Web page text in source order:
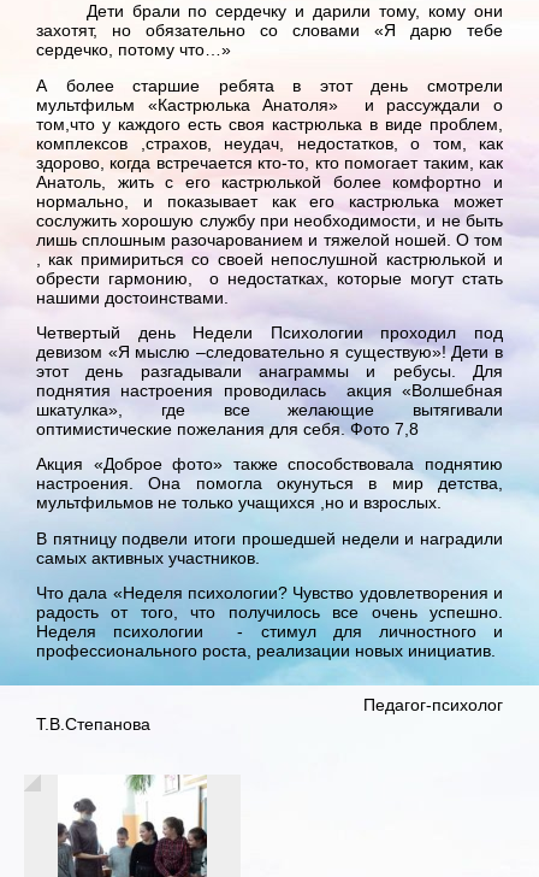
Дети брали по сердечку и дарили тому, кому они
захотят, но обязательно со словами «Я дарю тебе
сердечко, потому что…»
А более старшие ребята в этот день смотрели
мультфильм «Кастрюлька Анатоля» и рассуждали о
том,что у каждого есть своя кастрюлька в виде проблем,
комплексов ,страхов, неудач, недостатков, о том, как
здорово, когда встречается кто-то, кто помогает таким, как
Анатоль, жить с его кастрюлькой более комфортно и
нормально, и показывает как его кастрюлька может
сослужить хорошую службу при необходимости, и не быть
лишь сплошным разочарованием и тяжелой ношей. О том
, как примириться со своей непослушной кастрюлькой и
обрести гармонию, о недостатках, которые могут стать
нашими достоинствами.
Четвертый день Недели Психологии проходил под
девизом «Я мыслю –следовательно я существую»! Дети в
этот день разгадывали анаграммы и ребусы. Для
поднятия настроения проводилась акция «Волшебная
шкатулка», где все желающие вытягивали
оптимистические пожелания для себя. Фото 7,8
Акция «Доброе фото» также способствовала поднятию
настроения. Она помогла окунуться в мир детства,
мультфильмов не только учащихся ,но и взрослых.
В пятницу подвели итоги прошедшей недели и наградили
самых активных участников.
Что дала «Неделя психологии? Чувство удовлетворения и
радость от того, что получилось все очень успешно.
Неделя психологии - стимул для личностного и
профессионального роста, реализации новых инициатив.
Педагог-психолог
Т.В.Степанова